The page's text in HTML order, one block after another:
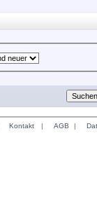
Kontakt | AGB |